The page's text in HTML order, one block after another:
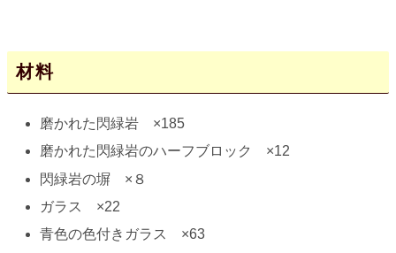
材料
磨かれた閃緑岩 ×185
磨かれた閃緑岩のハーフブロック ×12
閃緑岩の塀 ×８
ガラス ×22
青色の色付きガラス ×63